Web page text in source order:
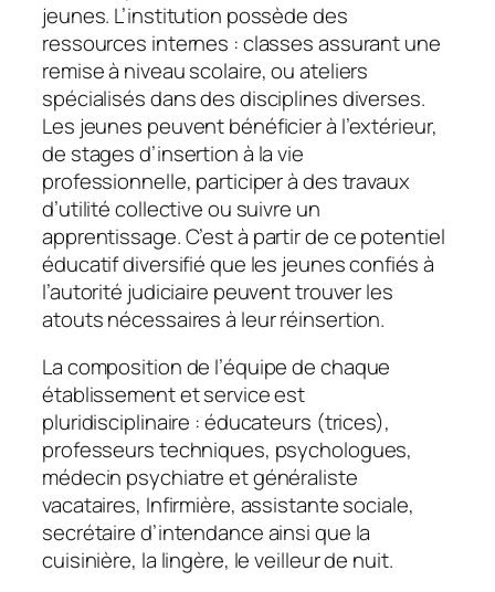
jeunes. L’institution possède des
ressources internes : classes assurant une
remise à niveau scolaire, ou ateliers
spécialisés dans des disciplines diverses.
Les jeunes peuvent bénéficier à l’extérieur,
de stages d’insertion à la vie
professionnelle, participer à des travaux
d’utilité collective ou suivre un
apprentissage. C’est à partir de ce potentiel
éducatif diversifié que les jeunes confiés à
l’autorité judiciaire peuvent trouver les
atouts nécessaires à leur réinsertion.
La composition de l’équipe de chaque
établissement et service est
pluridisciplinaire : éducateurs (trices),
professeurs techniques, psychologues,
médecin psychiatre et généraliste
vacataires, Infirmière, assistante sociale,
secrétaire d’intendance ainsi que la
cuisinière, la lingère, le veilleur de nuit.